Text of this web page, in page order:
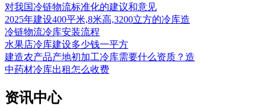
对我国冷链物流标准化的建议和意见
2025年建设400平米,8米高,3200立方的冷库造
冷链物流冷库安装流程
水果店冷库建设多少钱一平方
建造农产品产地初加工冷库需要什么资质？造
中药材冷库出租怎么收费
资讯中心